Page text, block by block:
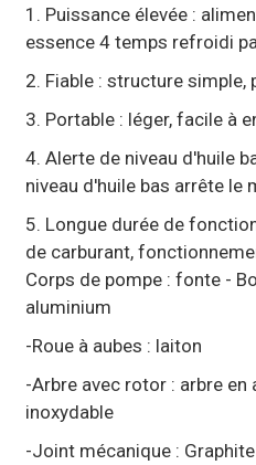
1. Puissance élevée :
essence 4 temps refroidi
2. Fiable : structure
3. Portable : léger, facile à
4. Alerte de niveau d'huile
niveau d'huile bas arrête le
5. Longue durée de
de carburant,
Corps de pompe : fonte -
aluminium
-Roue à aubes : laiton
-Arbre avec rotor : arbre
inoxydable
-Joint mécanique :